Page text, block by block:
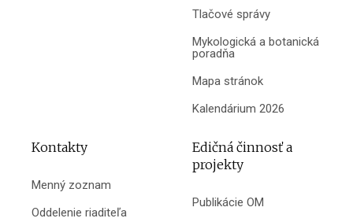
Tlačové správy
Mykologická a botanická
poradňa
Mapa stránok
Kalendárium 2026
Kontakty
Menný zoznam
Oddelenie riaditeľa
Edičná činnosť a
projekty
Publikácie OM